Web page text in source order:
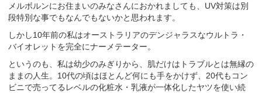
メルボルンにお住まいのみなさんにおかれましても、UV対策は別
段特別な事でもなんでもないかと思われます。
しかし10年前の私はオーストラリアのデンジャラスなウルトラ・
バイオレットを完全にナーメテーター。
というのも、私は幼少のみぎりから、肌だけはトラブルとは無縁の
ままの人生。10代の頃はほとんど何にも手をかけず、20代もコン
ビニで売ってるレベルの化粧水・乳液が一体化したヤツを使い続